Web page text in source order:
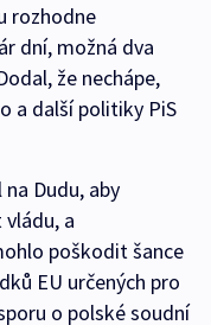
rozhodne
dní, možná dva
že nechápe,
a další politiky PiS
Dudu, aby
a
poškodit šance
EU určených pro
o polské soudní